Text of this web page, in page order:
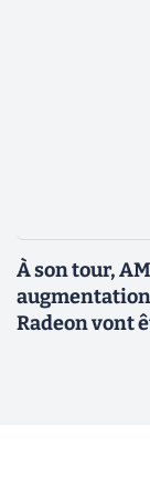
À son tour,
augmentation
Radeon vont